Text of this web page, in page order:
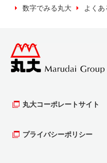
当社では、お客様の
への提供は行いません
個人情報の保管につ
新の情報を保ち、安
者のもと保護、管理
数字でみる丸大 よく
丸大コーポレートサイト
プライバシーポリシー